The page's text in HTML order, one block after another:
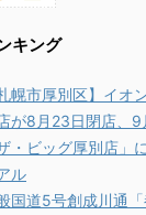
キング
札幌市厚別区】イオ
が8月23日閉店、9
ザ・ビッグ厚別店」
ル
国道5号創成川通